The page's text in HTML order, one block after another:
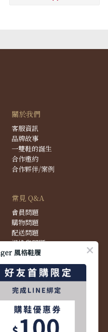
關於我們
客服資訊
品牌故事
一雙鞋的誕生
合作邀約
合作夥伴/案例
常見 Q&A
會員問題
購物問題
配送問題
退換貨問題
商品問題
風格鞋履